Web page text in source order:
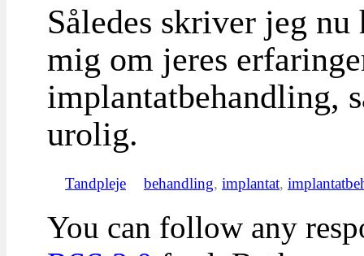
Således skriver jeg
mig om jeres
implantatbehandling,
urolig.
Tandpleje behandling, implantat,
You can follow any